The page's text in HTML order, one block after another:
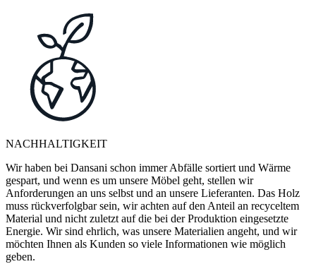
NACHHALTIGKEIT
Wir haben bei Dansani schon immer Abfälle sortiert und Wärme
gespart, und wenn es um unsere Möbel geht, stellen wir
Anforderungen an uns selbst und an unsere Lieferanten. Das Holz
muss rückverfolgbar sein, wir achten auf den Anteil an recyceltem
Material und nicht zuletzt auf die bei der Produktion eingesetzte
Energie. Wir sind ehrlich, was unsere Materialien angeht, und wir
möchten Ihnen als Kunden so viele Informationen wie möglich
geben.